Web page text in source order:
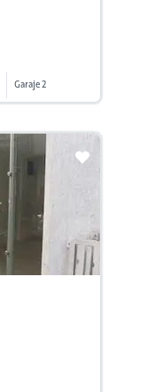
Garaje 2